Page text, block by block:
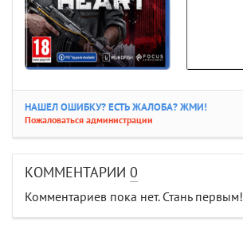
НАШЕЛ ОШИБКУ? ЕСТЬ ЖАЛОБА? ЖМИ!
Пожаловаться администрации
КОММЕНТАРИИ 0
Комментариев пока нет. Стань первым!